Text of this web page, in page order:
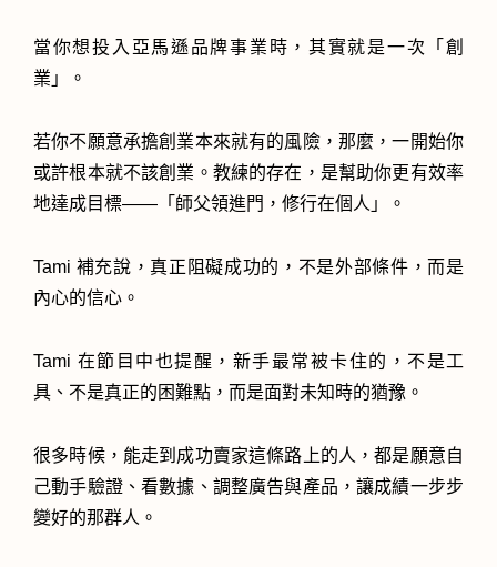
當你想投入亞馬遜品牌事業時，其實就是一次「創
業」。
若你不願意承擔創業本來就有的風險，那麼，一開始你
或許根本就不該創業。教練的存在，是幫助你更有效率
地達成目標——「師父領進門，修行在個人」。
Tami 補充說，真正阻礙成功的，不是外部條件，而是
內心的信心。
Tami 在節目中也提醒，新手最常被卡住的，不是工
具、不是真正的困難點，而是面對未知時的猶豫。
很多時候，能走到成功賣家這條路上的人，都是願意自
己動手驗證、看數據、調整廣告與產品，讓成績一步步
變好的那群人。